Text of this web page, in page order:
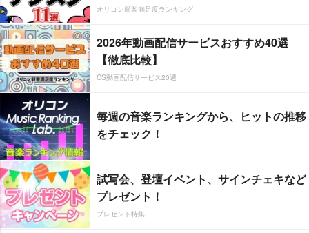
オリコン顧客満足度ランキング
2026年動画配信サービスおすすめ40選
【徹底比較】
CS動画配信サービス20選
毎週の音楽ランキングから、ヒットの推移
をチェック！
試写会、登壇イベント、サインチェキなど
プレゼント！
プレゼント特集